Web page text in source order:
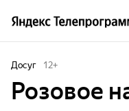
Досуг 12+
Розовое